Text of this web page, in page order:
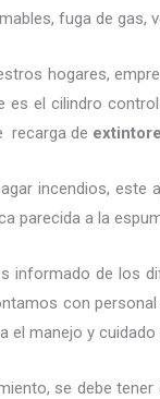
fuga de gas,
hogares,
es el cilindro
recarga de
incendios, este
parecida a la
informado de los
con
el manejo y
se debe